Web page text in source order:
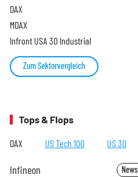
DAX
MDAX
Infront USA 30 Industrial
Zum Sektorvergleich
Tops & Flops
DAX US Tech 100 US 30
Infineon News